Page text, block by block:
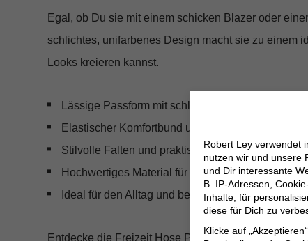
Egal, ob Du sie mit einem schicken Blazer oder
schlichtes, unifarbenes Design macht sie zu einem
Looks kreieren kannst.
Lässige Passform mit schlank geformten Beinen
Elastischer Komfortbund und Kordelzug für
Stilvolle Falten und praktische Paspel-
Hochwertiges Material für höchsten Tragekomfort
Ideal für den Alltag und besondere Anlässe
Entdecke die Freizeit Hose Poptrash von Only und
Robert Ley verwendet
nutzen wir und unsere
und Dir interessante
B. IP-Adressen,
Inhalte, für
diese für Dich zu
Klicke auf